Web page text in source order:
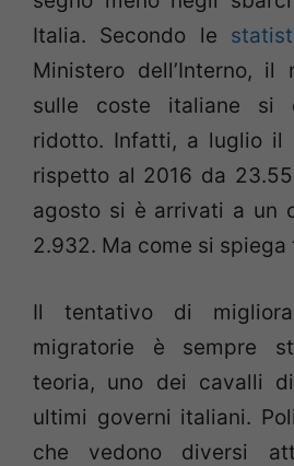
Italia. Secondo le
Ministero dell’Interno, il
sulle coste italiane si
ridotto. Infatti, a luglio il
rispetto al 2016 da
agosto si è arrivati a un
2.932. Ma come si
Il tentativo di
migratorie è sempre
teoria, uno dei cavalli
ultimi governi italiani.
che vedono diversi